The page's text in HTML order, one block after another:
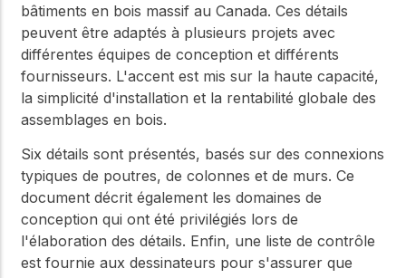
bâtiments en bois massif au Canada. Ces détails
peuvent être adaptés à plusieurs projets avec
différentes équipes de conception et différents
fournisseurs. L'accent est mis sur la haute capacité,
la simplicité d'installation et la rentabilité globale des
assemblages en bois.
Six détails sont présentés, basés sur des connexions
typiques de poutres, de colonnes et de murs. Ce
document décrit également les domaines de
conception qui ont été privilégiés lors de
l'élaboration des détails. Enfin, une liste de contrôle
est fournie aux dessinateurs pour s'assurer que